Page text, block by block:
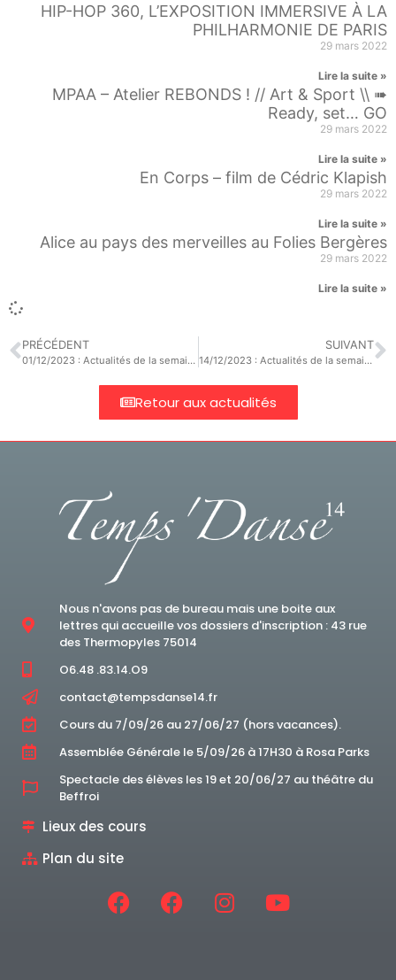
HIP-HOP 360, L’EXPOSITION IMMERSIVE À LA
PHILHARMONIE DE PARIS
29 mars 2022
Lire la suite »
MPAA – Atelier REBONDS ! // Art & Sport \\ ➠
Ready, set… GO
29 mars 2022
Lire la suite »
En Corps – film de Cédric Klapish
29 mars 2022
Lire la suite »
Alice au pays des merveilles au Folies Bergères
29 mars 2022
Lire la suite »
PRÉCÉDENT
01/12/2023 : Actualités de la semaine
SUIVANT
14/12/2023 : Actualités de la semaine
Retour aux actualités
Nous n'avons pas de bureau mais une boite aux
lettres qui accueille vos dossiers d'inscription : 43 rue
des Thermopyles 75014
O6.48 .83.14.O9
contact@tempsdanse14.fr
Cours du 7/09/26 au 27/06/27 (hors vacances).
Assemblée Générale le 5/09/26 à 17H30 à Rosa Parks
Spectacle des élèves les 19 et 20/06/27 au théâtre du
Beffroi
Lieux des cours
Plan du site